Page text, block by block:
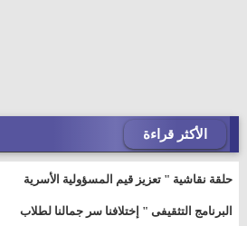
الأكثر قراءة
حلقة نقاشية " تعزيز قيم المسؤولية الأسرية
البرنامج التثقيفى " إختلافنا سر جمالنا لطلاب